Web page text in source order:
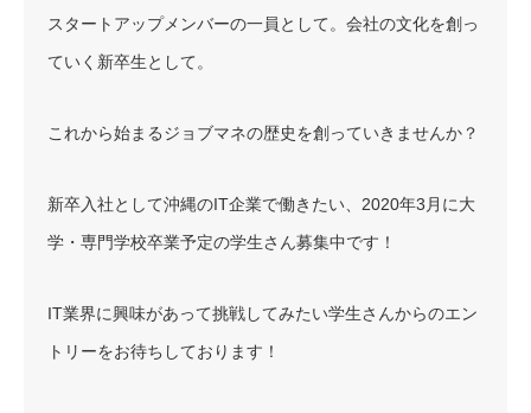
スタートアップメンバーの一員として。会社の文化を創っ
ていく新卒生として。
これから始まるジョブマネの歴史を創っていきませんか？
新卒入社として沖縄のIT企業で働きたい、2020年3月に大
学・専門学校卒業予定の学生さん募集中です！
IT業界に興味があって挑戦してみたい学生さんからのエン
トリーをお待ちしております！